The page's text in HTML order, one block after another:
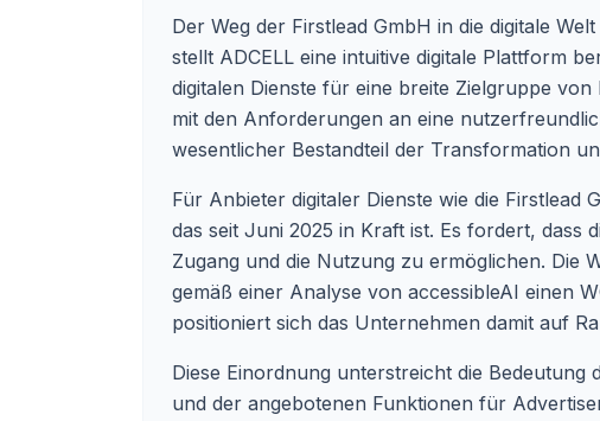
Der Weg der Firstlead GmbH in die digitale
stellt ADCELL eine intuitive digitale Plattform
digitalen Dienste für eine breite Zielgruppe
mit den Anforderungen an eine
wesentlicher Bestandteil der Transformation
Für Anbieter digitaler Dienste wie die Firstlead
das seit Juni 2025 in Kraft ist. Es fordert, dass
Zugang und die Nutzung zu ermöglichen. Die
gemäß einer Analyse von accessibleAI einen
positioniert sich das Unternehmen damit auf
Diese Einordnung unterstreicht die
und der angebotenen Funktionen für